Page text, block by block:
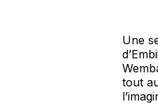
Une
tout